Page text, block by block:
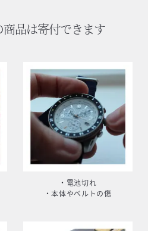
商品は寄付できます
・電池切れ
・本体やベルトの傷